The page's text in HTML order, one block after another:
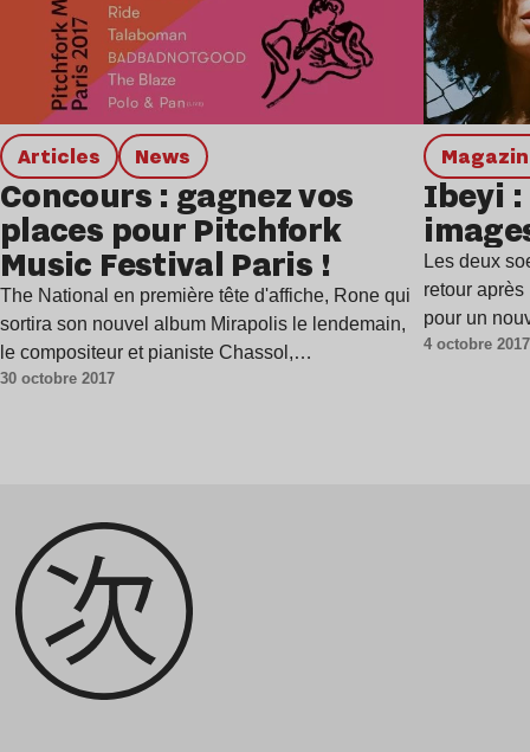
Articles news
Concours : gagnez vos
places pour Pitchfork
Music Festival Paris !
The National en première tête d'affiche, Rone qui
sortira son nouvel album Mirapolis le lendemain,
le compositeur et pianiste Chassol,…
30 octobre 2017
Ibeyi :
Les deux
retour
pour un
4 octobre 2017